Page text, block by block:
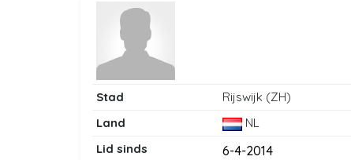
Stad
Rijswijk (ZH)
Land
NL
Lid sinds
6-4-2014